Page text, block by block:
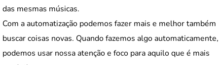
das mesmas músicas.
Com a automatização podemos fazer mais e melhor também
buscar coisas novas. Quando fazemos algo automaticamente,
podemos usar nossa atenção e foco para aquilo que é mais